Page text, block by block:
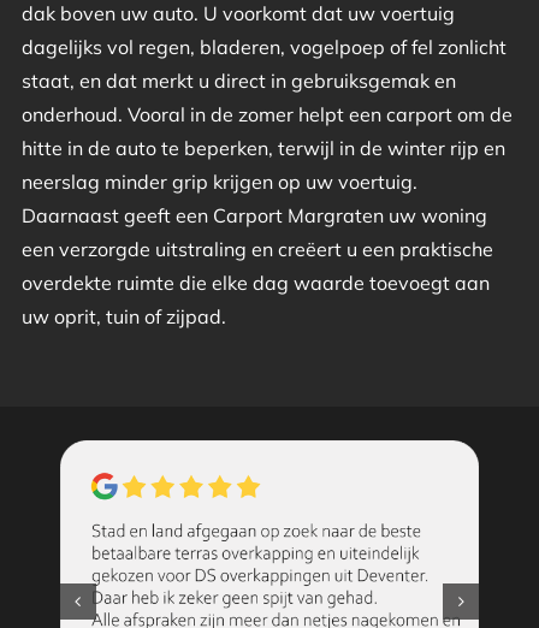
dak boven uw auto. U voorkomt dat uw voertuig
dagelijks vol regen, bladeren, vogelpoep of fel zonlicht
staat, en dat merkt u direct in gebruiksgemak en
onderhoud. Vooral in de zomer helpt een carport om de
hitte in de auto te beperken, terwijl in de winter rijp en
neerslag minder grip krijgen op uw voertuig.
Daarnaast geeft een Carport Margraten uw woning
een verzorgde uitstraling en creëert u een praktische
overdekte ruimte die elke dag waarde toevoegt aan
uw oprit, tuin of zijpad.